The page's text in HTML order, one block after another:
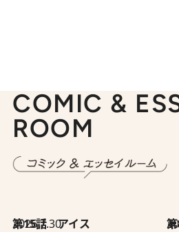
COMIC &
ROOM
2026.7.30
第15話 アイス 第8